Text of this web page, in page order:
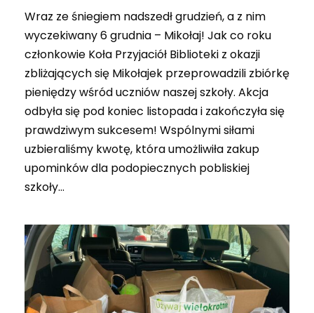
Wraz ze śniegiem nadszedł grudzień, a z nim
wyczekiwany 6 grudnia – Mikołaj! Jak co roku
członkowie Koła Przyjaciół Biblioteki z okazji
zbliżających się Mikołajek przeprowadzili zbiórkę
pieniędzy wśród uczniów naszej szkoły. Akcja
odbyła się pod koniec listopada i zakończyła się
prawdziwym sukcesem! Wspólnymi siłami
uzbieraliśmy kwotę, która umożliwiła zakup
upominków dla podopiecznych pobliskiej
szkoły...